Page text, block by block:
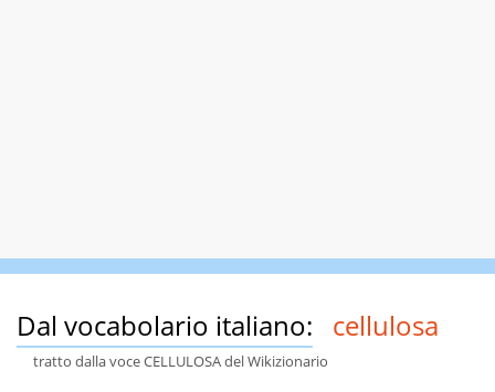
Dal vocabolario italiano: cellulosa
tratto dalla voce CELLULOSA del Wikizionario